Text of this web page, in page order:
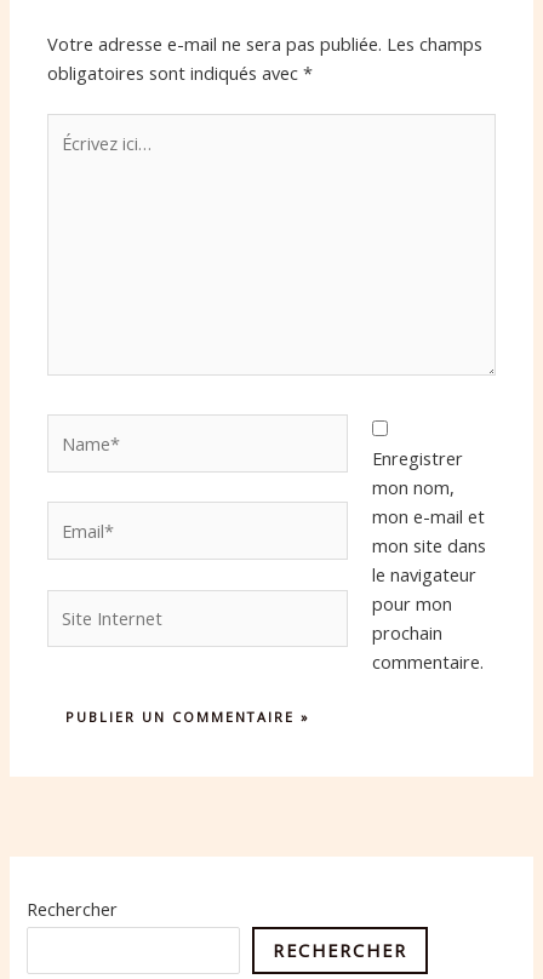
Votre adresse e-mail ne sera pas publiée. Les champs
obligatoires sont indiqués avec*
ici…
Internet
Enregistrer
mon nom,
mon e-mail et
mon site dans
le navigateur
pour mon
prochain
commentaire.
Rechercher
RECHERCHER